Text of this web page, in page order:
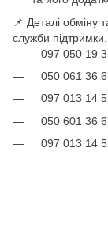
📌 Деталі обміну
служби підтримки.
097 050 19
050 061 36
097 013 14
050 601 36
097 013 14